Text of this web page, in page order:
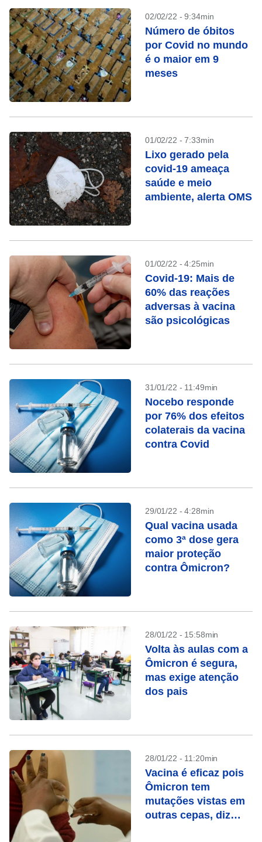
02/02/22 - 9:34min
Número de óbitos
por Covid no mundo
é o maior em 9
meses
01/02/22 - 7:33min
Lixo gerado pela
covid-19 ameaça
saúde e meio
ambiente, alerta OMS
01/02/22 - 4:25min
Covid-19: Mais de
60% das reações
adversas à vacina
são psicológicas
31/01/22 - 11:49min
Nocebo responde
por 76% dos efeitos
colaterais da vacina
contra Covid
29/01/22 - 4:28min
Qual vacina usada
como 3ª dose gera
maior proteção
contra Ômicron?
28/01/22 - 15:58min
Volta às aulas com a
Ômicron é segura,
mas exige atenção
dos pais
28/01/22 - 11:20min
Vacina é eficaz pois
Ômicron tem
mutações vistas em
outras cepas, diz